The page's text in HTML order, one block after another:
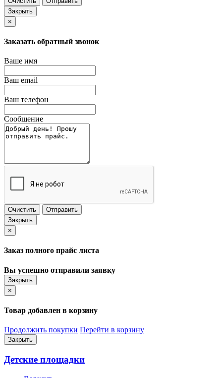
Закрыть
×
Заказать обратный звонок
Ваше имя
Ваш email
Ваш телефон
Сообщение
Очистить
Отправить
Закрыть
×
Заказ полного прайс листа
Вы успешно отправили заявку
Закрыть
×
Товар добавлен в корзину
Продолжить покупки Перейти в корзину
Закрыть
Детские площадки